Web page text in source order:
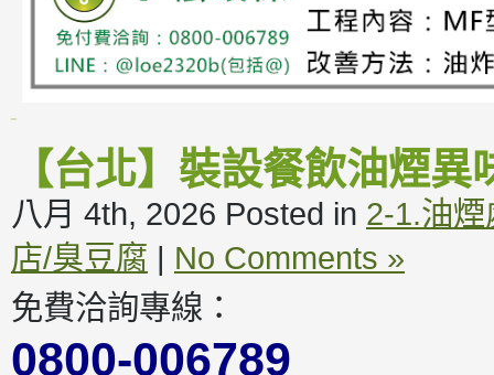
【台北】裝設餐飲油煙
八月 4th, 2026 Posted in 2-1.油
店/臭豆腐 | No Comments »
免費洽詢專線：
0800-006789